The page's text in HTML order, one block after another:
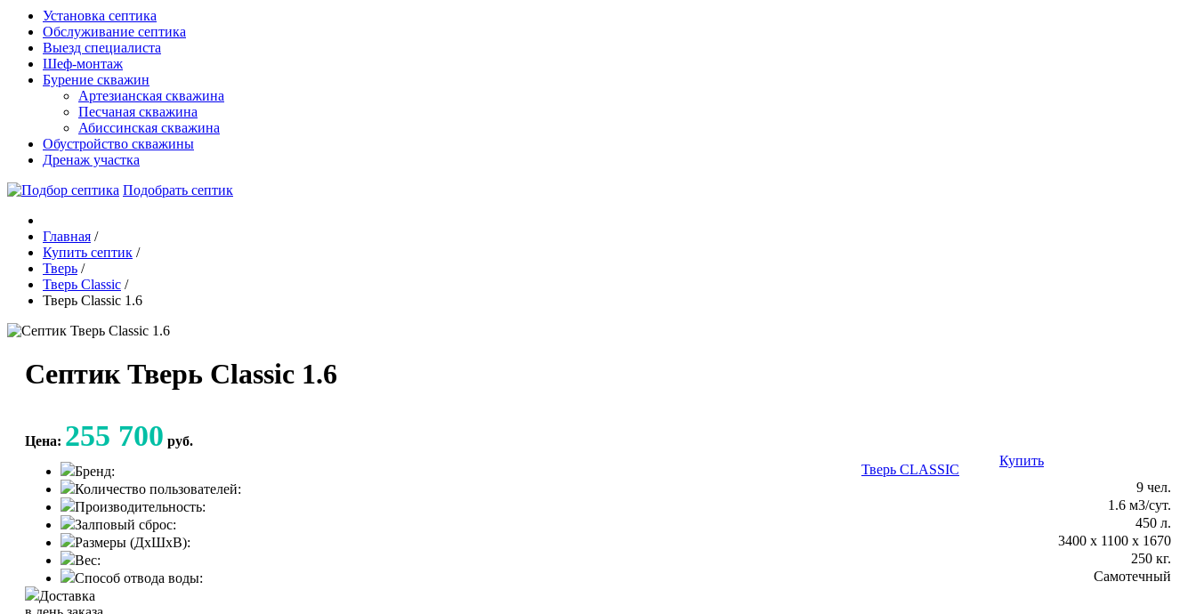
Установка септика
Обслуживание септика
Выезд специалиста
Шеф-монтаж
Бурение скважин
Артезианская скважина
Песчаная скважина
Абиссинская скважина
Обустройство скважины
Дренаж участка
Подобрать септик
Главная /
Купить септик /
Тверь /
Тверь Classic /
Тверь Classic 1.6
Септик Тверь Classic 1.6
Цена: 255 700 руб.
Купить
Бренд:
Тверь CLASSIC
Количество пользователей:
9 чел.
Производительность:
1.6 м3/сут.
Залповый сброс:
450 л.
Размеры (ДхШхВ):
3400 х 1100 х 1670
Вес:
250 кг.
Способ отвода воды:
Самотечный
Доставка